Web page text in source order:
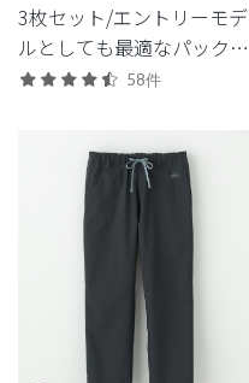
3枚セット/エントリーモデ
ルとしても最適なパックシ
リーズ。
58件